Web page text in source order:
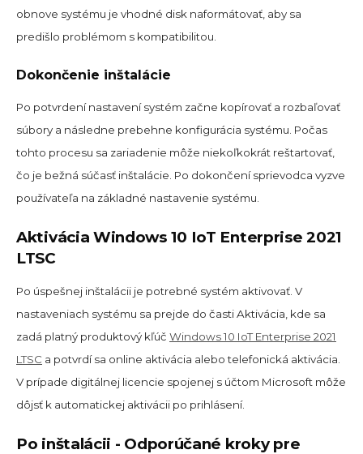
obnove systému je vhodné disk naformátovať, aby sa
predišlo problémom s kompatibilitou.
Dokončenie inštalácie
Po potvrdení nastavení systém začne kopírovať a rozbaľovať
súbory a následne prebehne konfigurácia systému. Počas
tohto procesu sa zariadenie môže niekoľkokrát reštartovať,
čo je bežná súčasť inštalácie. Po dokončení sprievodca vyzve
používateľa na základné nastavenie systému.
Aktivácia Windows 10 IoT Enterprise 2021
LTSC
Po úspešnej inštalácii je potrebné systém aktivovať. V
nastaveniach systému sa prejde do časti Aktivácia, kde sa
zadá platný produktový kľúč Windows 10 IoT Enterprise 2021
LTSC a potvrdí sa online aktivácia alebo telefonická aktivácia.
V prípade digitálnej licencie spojenej s účtom Microsoft môže
dôjsť k automatickej aktivácii po prihlásení.
Po inštalácii - Odporúčané kroky pre